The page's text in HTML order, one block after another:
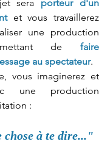
sera
porteur d'un
et vous travaillerez
une production
de faire
au spectateur.
vous imaginerez et
une production
:
à te dire..."